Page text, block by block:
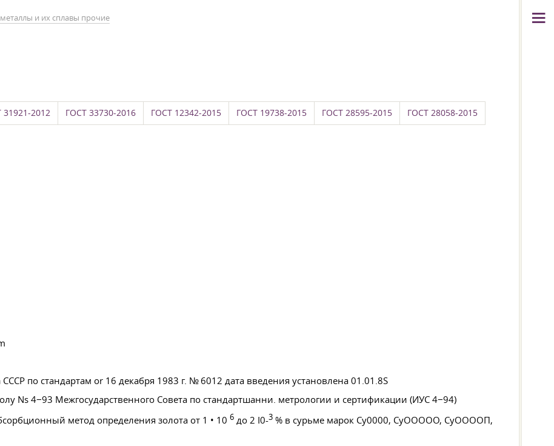
и их сплавы прочие
31921-2012 ГОСТ 33730-2016 ГОСТ 12342-2015 ГОСТ 19738-2015 ГОСТ 28595-2015 ГОСТ 28058-2015
по стандартам or 16 декабря 1983 г. № 6012 дата введения установлена 01.01.8S
Ns 4−93 Межгосударственного Совета по стандартшанни. метрологии и сертификации (ИУС 4−94)
метод определения золота от 1 • 10 6 до 2 I0-3 % в сурьме марок Су0000, СуООООО, СуООООП,